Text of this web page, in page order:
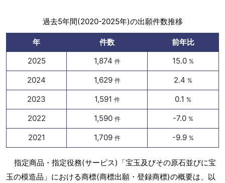
過去5年間(2020-2025年)の出願件数推移
年 件数
前年比
2025
1,874 件 15.0 %
2024 1,629 件 2.4 %
2023 1,591 件 0.1 %
2022 1,590 件 -7.0 %
2021 1,709 件 -9.9 %
指定商品・指定役務(サービス)「宝玉及びその原石並びに宝
玉の模造品」における商標(商標出願・登録商標)の概要は、以